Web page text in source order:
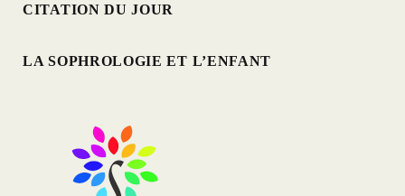
CITATION DU JOUR
LA SOPHROLOGIE ET L’ENFANT